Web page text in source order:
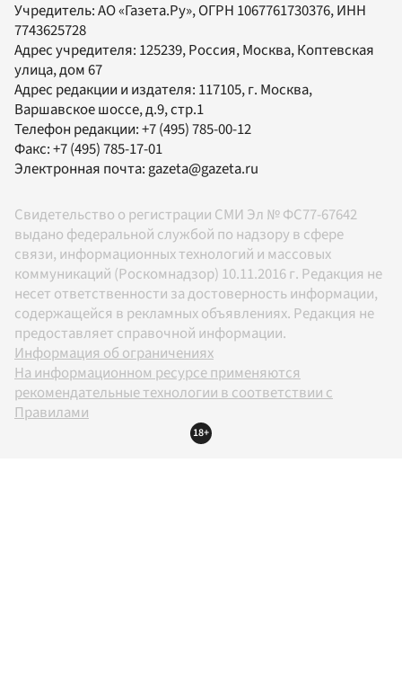
Учредитель:АО «Газета.Ру», ОГРН 1067761730376, ИНН
7743625728
Адрес учредителя: 125239, Россия, Москва, Коптевская
улица, дом 67
Адрес редакции и издателя: 117105, г. Москва,
Варшавское шоссе, д.9, стр.1
Телефон редакции:+7 (495) 785-00-12
Факс:+7 (495) 785-17-01
Электронная почта:gazeta@gazeta.ru
Свидетельство о регистрации СМИ Эл № ФС77-67642
выдано федеральной службой по надзору в сфере
связи, информационных технологий и массовых
коммуникаций (Роскомнадзор) 10.11.2016 г. Редакция не
несет ответственности за достоверность информации,
содержащейся в рекламных объявлениях. Редакция не
предоставляет справочной информации.
Информация об ограничениях
На информационном ресурсе применяются
рекомендательные технологии в соответствии с
Правилами
18+